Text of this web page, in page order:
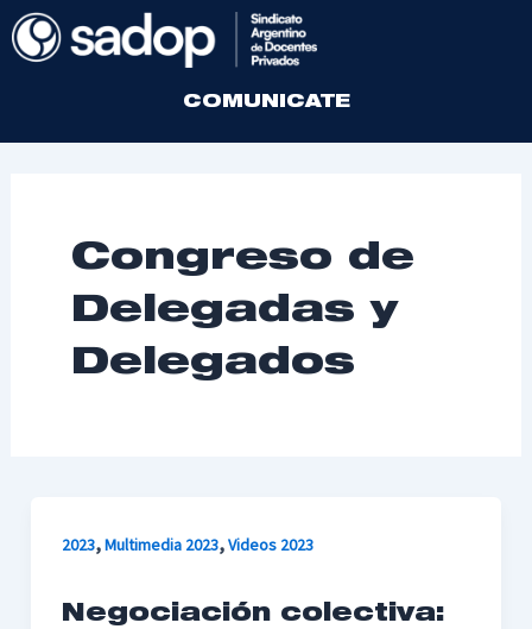
al
COMUNICATE
Congreso de
Delegadas y
Delegados
2023,Multimedia 2023,Videos 2023
Negociación colectiva: